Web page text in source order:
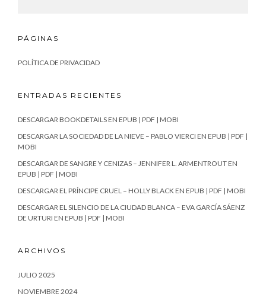
PÁGINAS
POLÍTICA DE PRIVACIDAD
ENTRADAS RECIENTES
DESCARGAR BOOKDETAILS EN EPUB | PDF | MOBI
DESCARGAR LA SOCIEDAD DE LA NIEVE – PABLO VIERCI EN EPUB | PDF |
MOBI
DESCARGAR DE SANGRE Y CENIZAS – JENNIFER L. ARMENTROUT EN
EPUB | PDF | MOBI
DESCARGAR EL PRÍNCIPE CRUEL – HOLLY BLACK EN EPUB | PDF | MOBI
DESCARGAR EL SILENCIO DE LA CIUDAD BLANCA – EVA GARCÍA SÁENZ
DE URTURI EN EPUB | PDF | MOBI
ARCHIVOS
JULIO 2025
NOVIEMBRE 2024